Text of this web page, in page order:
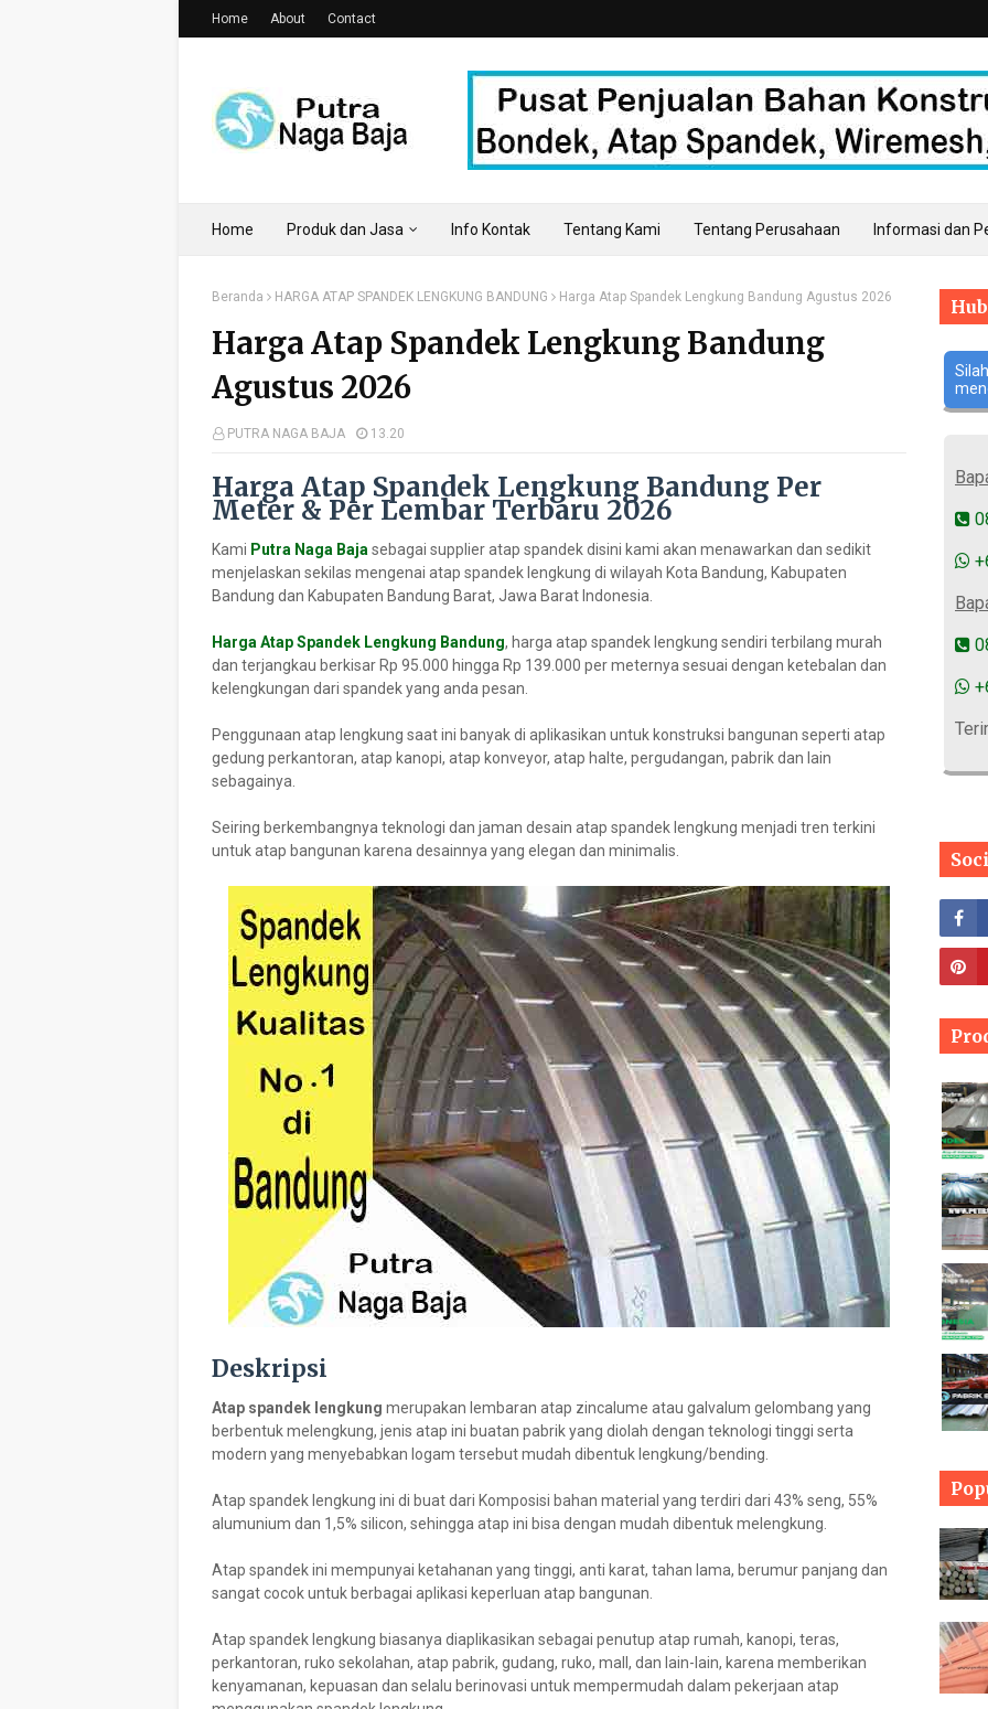
Home About Contact
Home Produk dan Jasa Info Kontak Tentang Kami Tentang Perusahaan Informasi dan
Beranda HARGA ATAP SPANDEK LENGKUNG BANDUNG Harga Atap Spandek Lengkung Bandung Agustus 2026
Harga Atap Spandek Lengkung Bandung
Agustus 2026
PUTRA NAGA BAJA 13.20
Harga Atap Spandek Lengkung Bandung Per
Meter & Per Lembar Terbaru 2026
Kami Putra Naga Baja sebagai supplier atap spandek disini kami akan menawarkan dan sedikit
menjelaskan sekilas mengenai atap spandek lengkung di wilayah Kota Bandung, Kabupaten
Bandung dan Kabupaten Bandung Barat, Jawa Barat Indonesia.
Harga Atap Spandek Lengkung Bandung, harga atap spandek lengkung sendiri terbilang murah
dan terjangkau berkisar Rp 95.000 hingga Rp 139.000 per meternya sesuai dengan ketebalan dan
kelengkungan dari spandek yang anda pesan.
Penggunaan atap lengkung saat ini banyak di aplikasikan untuk konstruksi bangunan seperti atap
gedung perkantoran, atap kanopi, atap konveyor, atap halte, pergudangan, pabrik dan lain
sebagainya.
Seiring berkembangnya teknologi dan jaman desain atap spandek lengkung menjadi tren terkini
untuk atap bangunan karena desainnya yang elegan dan minimalis.
Deskripsi
Atap spandek lengkung merupakan lembaran atap zincalume atau galvalum gelombang yang
berbentuk melengkung, jenis atap ini buatan pabrik yang diolah dengan teknologi tinggi serta
modern yang menyebabkan logam tersebut mudah dibentuk lengkung/bending.
Atap spandek lengkung ini di buat dari Komposisi bahan material yang terdiri dari 43% seng, 55%
alumunium dan 1,5% silicon, sehingga atap ini bisa dengan mudah dibentuk melengkung.
Atap spandek ini mempunyai ketahanan yang tinggi, anti karat, tahan lama, berumur panjang dan
sangat cocok untuk berbagai aplikasi keperluan atap bangunan.
Atap spandek lengkung biasanya diaplikasikan sebagai penutup atap rumah, kanopi, teras,
perkantoran, ruko sekolahan, atap pabrik, gudang, ruko, mall, dan lain-lain, karena memberikan
kenyamanan, kepuasan dan selalu berinovasi untuk mempermudah dalam pekerjaan atap